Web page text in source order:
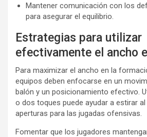
Mantener comunicación con los
para asegurar el equilibrio.
Estrategias para utilizar
efectivamente el ancho
Para maximizar el ancho en la
equipos deben enfocarse en un
balón y un posicionamiento efectivo.
o dos toques puede ayudar a estirar
aperturas para las jugadas ofensivas.
Fomentar que los jugadores